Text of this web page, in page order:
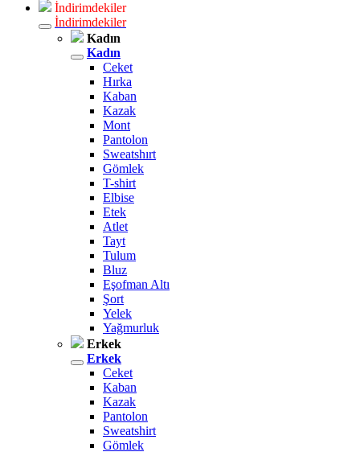
İndirimdekiler
İndirimdekiler
Kadın
Kadın
Ceket
Hırka
Kaban
Kazak
Mont
Pantolon
Sweatshırt
Gömlek
T-shirt
Elbise
Etek
Atlet
Tayt
Tulum
Bluz
Eşofman Altı
Şort
Yelek
Yağmurluk
Erkek
Erkek
Ceket
Kaban
Kazak
Pantolon
Sweatshirt
Gömlek